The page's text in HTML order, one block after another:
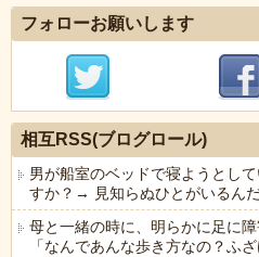
フォローお願いします
相互RSS(ブログロール)
男が船室のベッドで寝ようとし
すか？→ 見知らぬひとがいるん
母と一緒の時に、明らかに足に
「なんであんな歩き方なの？ふざ